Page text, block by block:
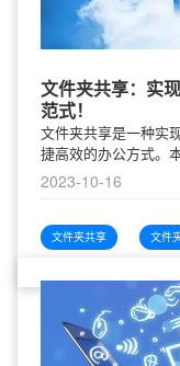
文件夹共享：实
范式！
文件夹共享是一种实
捷高效的办公方式。
2023-10-16
文件夹共享 文件